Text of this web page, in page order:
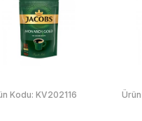
Kodu: KV202116